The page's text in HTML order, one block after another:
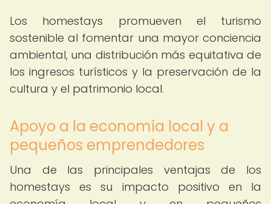
Los homestays promueven el turismo
sostenible al fomentar una mayor conciencia
ambiental, una distribución más equitativa de
los ingresos turísticos y la preservación de la
cultura y el patrimonio local.
Apoyo a la economía local y a
pequeños emprendedores
Una de las principales ventajas de los
homestays es su impacto positivo en la